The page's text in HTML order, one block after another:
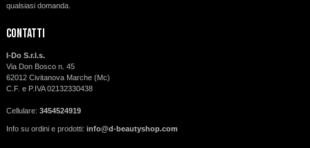
qualsiasi domanda.
Contatti
I-Do S.r.l.s.
Via Don Bosco n. 45
62012 Civitanova Marche (Mc)
C.F. e P.IVA 02132330438
Cellulare: 3454524919
Info su ordini e prodotti: info@d-beautyshop.com